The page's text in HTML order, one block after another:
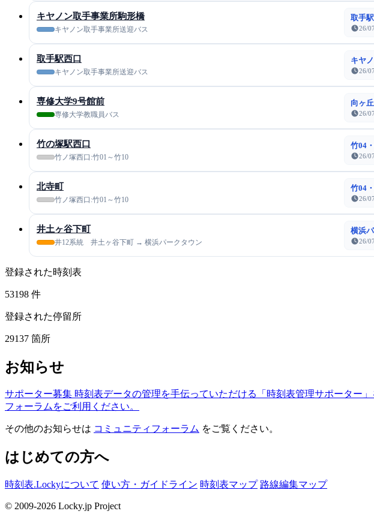
キヤノン取手事業所駒形橋
キヤノン取手事業所送迎バス
取手
26/
取手駅西口
キヤノン取手事業所送迎バス
キヤ
26/
専修大学9号館前
専修大学教職員バス
向ヶ
26/
竹の塚駅西口
竹ノ塚西口:竹01～竹10
竹04
26/
北寺町
竹ノ塚西口:竹01～竹10
竹04
26/
井土ヶ谷下町
井12系統 井土ヶ谷下町 → 横浜パークタウン
横浜
26/
登録された時刻表
53198 件
登録された停留所
29137 箇所
お知らせ
サポーター募集 時刻表データの管理を手伝っていただける「時刻表管理サポーター」
フォーラムをご利用ください。
その他のお知らせは コミュニティフォーラム をご覧ください。
はじめての方へ
時刻表.Lockyについて 使い方・ガイドライン 時刻表マップ 路線編集マップ
© 2009-2026 Locky.jp Project